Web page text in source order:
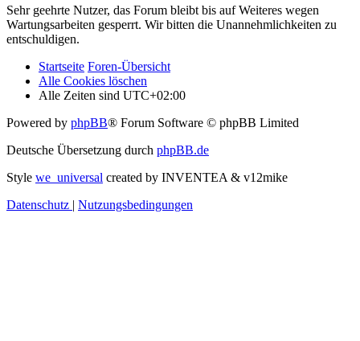
Sehr geehrte Nutzer, das Forum bleibt bis auf Weiteres wegen
Wartungsarbeiten gesperrt. Wir bitten die Unannehmlichkeiten zu
entschuldigen.
Startseite Foren-Übersicht
Alle Cookies löschen
Alle Zeiten sind UTC+02:00
Powered by phpBB® Forum Software © phpBB Limited
Deutsche Übersetzung durch phpBB.de
Style we_universal created by INVENTEA & v12mike
Datenschutz | Nutzungsbedingungen